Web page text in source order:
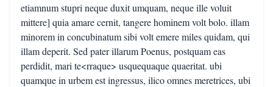
etiamnum stupri neque duxit umquam, neque ille voluit
mittere] quia amare cernit, tangere hominem volt bolo. illam
minorem in concubinatum sibi volt emere miles quidam, qui
illam deperit. Sed pater illarum Poenus, postquam eas
perdidit, mari te<rraque> usquequaque quaeritat. ubi
quamque in urbem est ingressus, ilico omnes meretrices, ubi